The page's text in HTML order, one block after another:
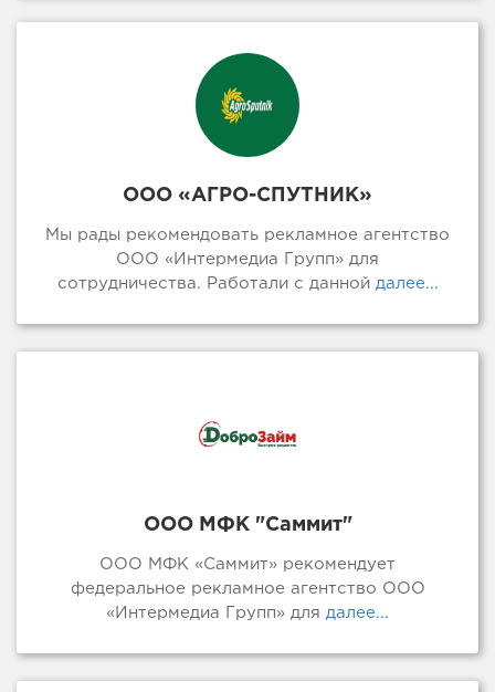
ООО «АГРО-СПУТНИК»
Мы рады рекомендовать рекламное агентство
ООО «Интермедиа Групп» для
сотрудничества. Работали с даннойдалее...
ООО МФК "Саммит"
ООО МФК «Саммит» рекомендует
федеральное рекламное агентство ООО
«Интермедиа Групп» для далее...